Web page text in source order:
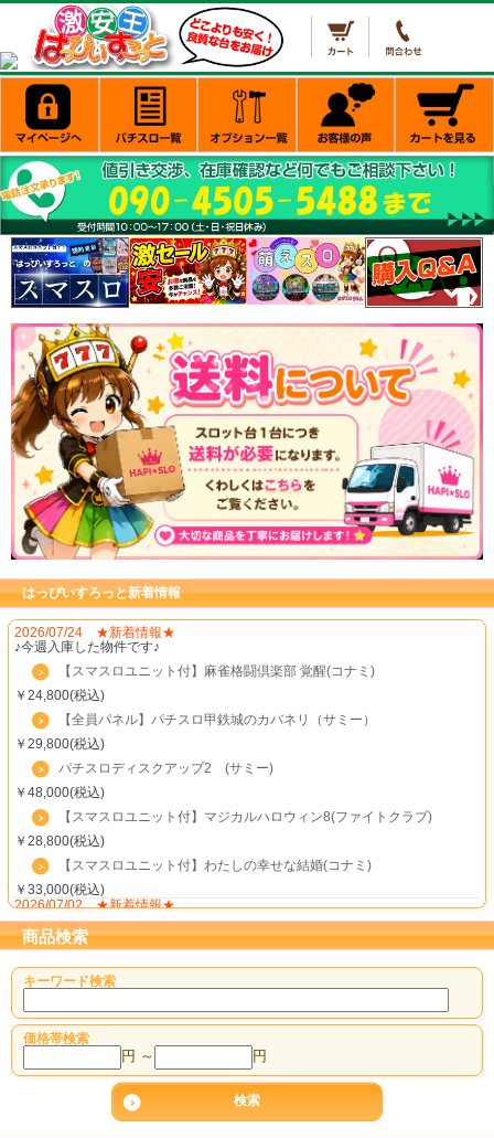
はっぴいすろっと新着情報
2026/07/24 ★新着情報★
♪今週入庫した物件です♪
【スマスロユニット付】麻雀格闘倶楽部 覚醒(コナミ)
￥24,800(税込)
【全員パネル】パチスロ甲鉄城のカバネリ（サミー）
￥29,800(税込)
パチスロディスクアップ2 (サミー)
￥48,000(税込)
【スマスロユニット付】マジカルハロウィン8(ファイトクラブ)
￥28,800(税込)
【スマスロユニット付】わたしの幸せな結婚(コナミ)
￥33,000(税込)
2026/07/02 ★新着情報★
♪今週入庫した物件です♪
新ハナビ(アクロス)
￥24,000(税込)
2026/06/25 ★新着情報★
【スマスロユニット付】【カンスケパネル】L戦国乙女4 戦乱に閃く
炯眼の軍師（オリンピア)
【スマスロユニット付】スマスロ 一方通行 とある魔術の禁書目録(オ
商品検索
キーワード検索
価格帯検索
円 ～ 円